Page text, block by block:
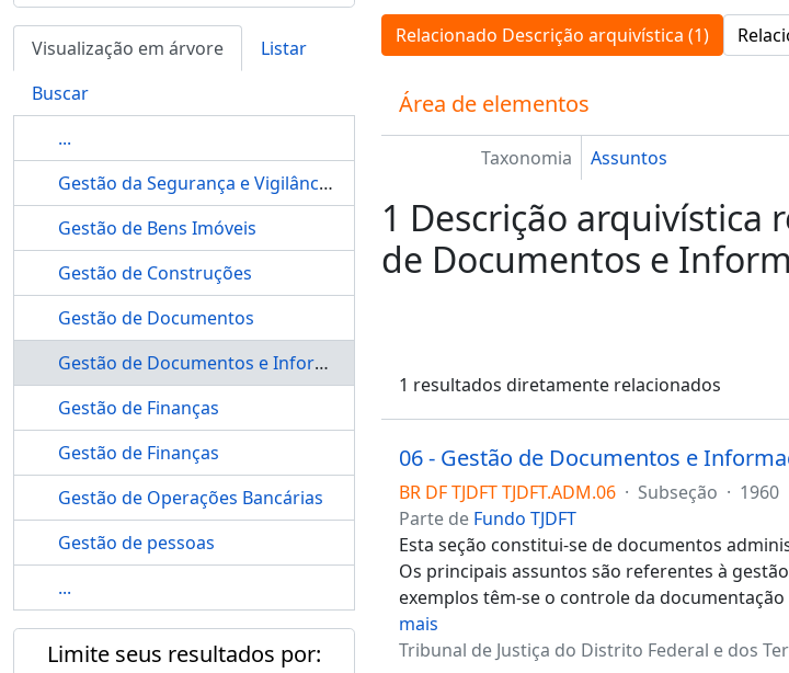
Visualização em árvore
Listar
Buscar
...
Gestão da Segurança e Vigilância de Instalações de Bens Imóveis
Gestão de Bens Imóveis
Gestão de Construções
Gestão de Documentos
Gestão de Documentos e Informações
Gestão de Finanças
Gestão de Finanças
Gestão de Operações Bancárias
Gestão de pessoas
...
Limite seus resultados por:
Relacionado Descrição arquivística (1)
Área de elementos
Taxonomia Assuntos
1 Descrição arquivística
de Documentos e
1 resultados diretamente relacionados
06 - Gestão de Documentos e
BR DF TJDFT TJDFT.ADM.06 · Subseção · 1960
Parte de Fundo TJDFT
Esta seção constitui-se de documentos
Os principais assuntos são referentes à
exemplos têm-se o controle da
mais
Tribunal de Justiça do Distrito Federal e dos